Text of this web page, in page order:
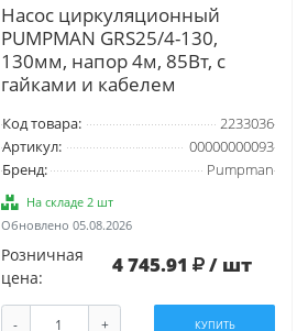
Насос циркуляционный
PUMPMAN GRS25/4-130,
130мм, напор 4м, 85Вт, с
гайками и кабелем
Код товара:
2233036
Артикул:
00000000093
Бренд:
Pumpman
На складе 2 шт
Обновлено 05.08.2026
Розничная
цена:
4 745.91 / шт
- + КУПИТЬ